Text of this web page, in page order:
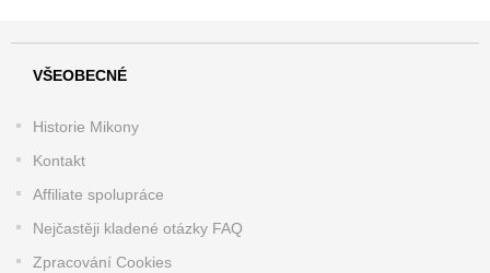
VŠEOBECNÉ
Historie Mikony
Kontakt
Affiliate spolupráce
Nejčastěji kladené otázky FAQ
Zpracování Cookies